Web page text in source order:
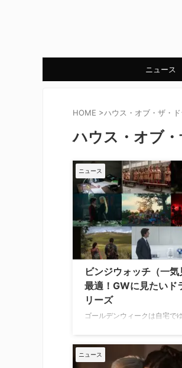
ニュース
HOME >ハウス・オブ・ザ・
ハウス・オブ
ニュース
ビンジウォッチ（一気
最適！GWに見たいド
リーズ
ゴールデンウィークは自宅で
サービスのビンジウォッチに
ラマをご紹介。 Disney+（ディ
ニュース